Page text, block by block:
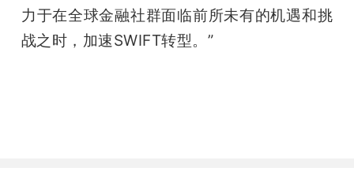
力于在全球金融社群面临前所未有的机遇和挑
战之时，加速SWIFT转型。”